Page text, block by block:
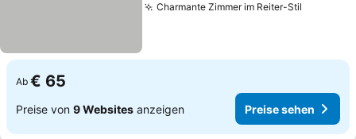
Charmante Zimmer im Reiter-Stil
Ab € 65
Preise von 9 Websites anzeigen Preise sehen